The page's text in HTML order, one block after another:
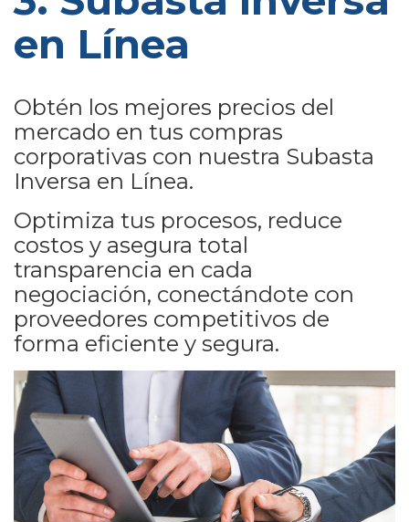
en Línea
Obtén los mejores precios del
mercado en tus compras
corporativas con nuestra Subasta
Inversa en Línea.
Optimiza tus procesos, reduce
costos y asegura total
transparencia en cada
negociación, conectándote con
proveedores competitivos de
forma eficiente y segura.